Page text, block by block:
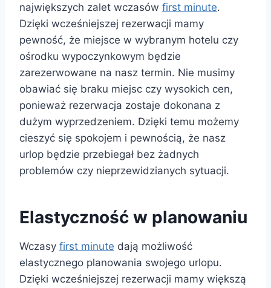
największych zalet wczasów first minute.
Dzięki wcześniejszej rezerwacji mamy
pewność, że miejsce w wybranym hotelu czy
ośrodku wypoczynkowym będzie
zarezerwowane na nasz termin. Nie musimy
obawiać się braku miejsc czy wysokich cen,
ponieważ rezerwacja zostaje dokonana z
dużym wyprzedzeniem. Dzięki temu możemy
cieszyć się spokojem i pewnością, że nasz
urlop będzie przebiegał bez żadnych
problemów czy nieprzewidzianych sytuacji.
Elastyczność w planowaniu
Wczasy first minute dają możliwość
elastycznego planowania swojego urlopu.
Dzięki wcześniejszej rezerwacji mamy większą